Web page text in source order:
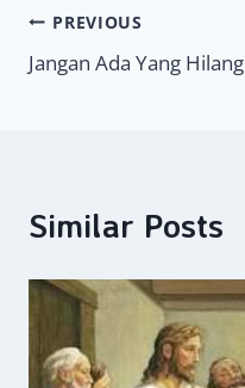
Navigasi
pos
PREVIOUS
Jangan Ada Yang Hilang
Similar Posts